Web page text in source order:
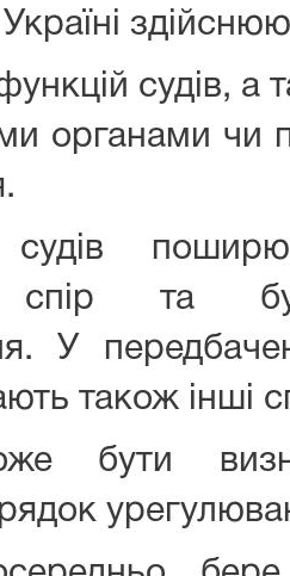
судів, а
органами чи
судів
спір та
У
також інші
бути